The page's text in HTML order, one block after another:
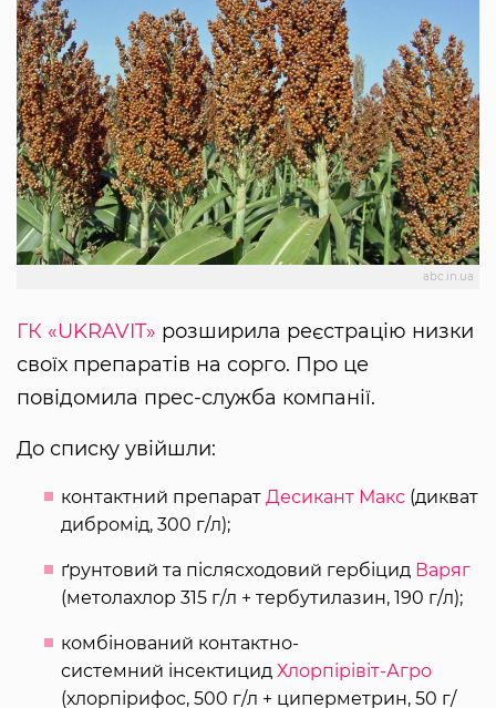
abc.in.ua
ГК «UKRAVIT» розширила реєстрацію низки
своїх препаратів на сорго. Про це
повідомила прес-служба компанії.
До списку увійшли:
контактний препарат Десикант Макс (дикват
дибромід, 300 г/л);
ґрунтовий та післясходовий гербіцид Варяг
(метолахлор 315 г/л + тербутилазин, 190 г/л);
комбінований контактно-
системний інсектицид Хлорпірівіт-Агро
(хлорпірифос, 500 г/л + циперметрин, 50 г/